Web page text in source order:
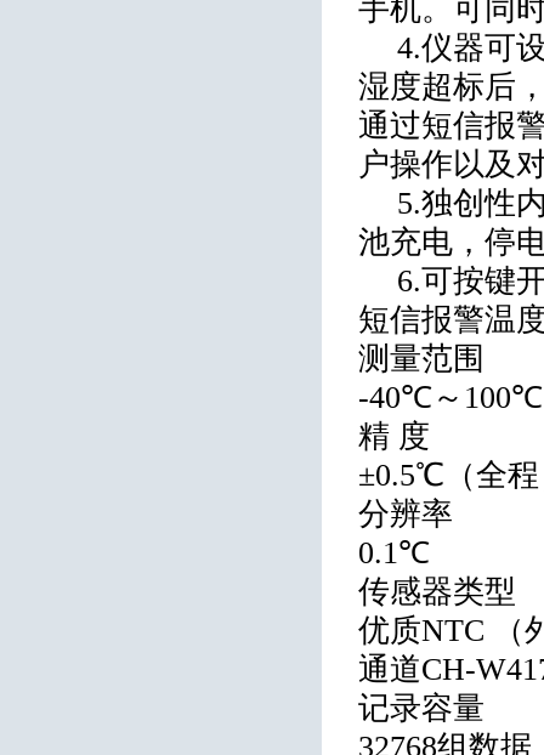
手机。可同
4.仪器可
湿度超标后
通过短信报
户操作以及
5.独创性
池充电，停
6.可按键
短信报警温
测量范围
-40℃～100℃
精 度
±0.5℃（全
分辨率
0.1℃
传感器类型
优质NTC （
通道CH-
记录容量
32768组数